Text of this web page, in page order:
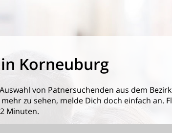
Korneuburg
von Patnersuchenden aus dem
zu sehen, melde Dich doch einfach an.
Minuten.